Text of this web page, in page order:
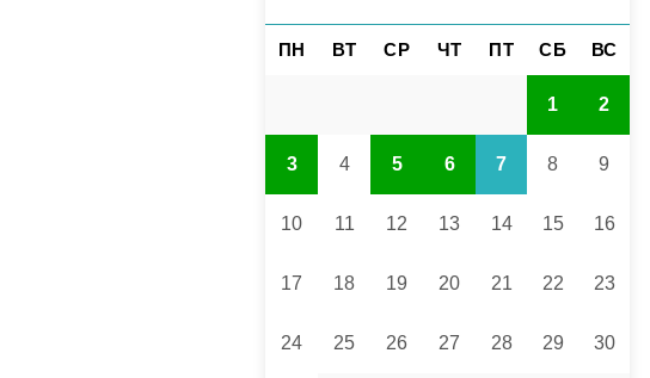
ПН ВТ СР ЧТ ПТ СБ ВС
1 2
3 4 5 6 7 8 9
10 11 12 13 14 15 16
17 18 19 20 21 22 23
24 25 26 27 28 29 30